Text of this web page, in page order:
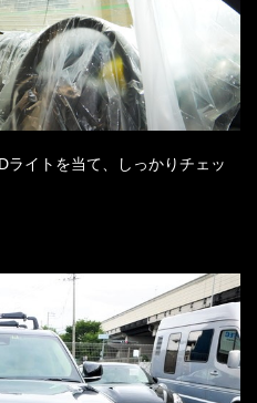
ライトを当て、しっかりチェッ